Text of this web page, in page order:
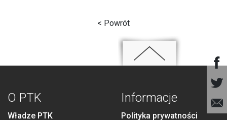
< Powrót
O PTK
Władze PTK
Informacje
Polityka prywatności